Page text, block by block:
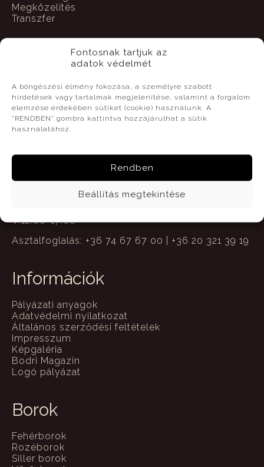
Fontosnak tartjuk az
adatok védelmét
A böngészési élmény fokozása, a személyre szabott
hirdetések vagy tartalmak megjelenítése, valamint a forgalom
elemzése érdekében sütiket (cookie) használunk. A
"RENDBEN" gombra kattintva hozzájárulhat a sütik
használatához.
Rendben
Beállítás megtekintése
Megközelítés
Transzfer
Vendéglátás
Étlap
Gyermek étlap
Szállás
V:12:00-17:00
Asztalfoglalás: +36 74 67 67 00 | +36 20 321 39 19
Információk
Pályázati anyagok
Adatvédelmi nyilatkozat
Általános szerződési feltételek
Impresszum
Képgaléria
Bodri Magazin
Logó pályázat
Borok
Fehérborok
Rozéborok
Siller borok